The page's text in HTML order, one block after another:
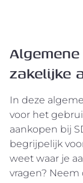
zakelijke
In deze
voor het
aankopen bij
begrijpelijk
weet waar je
vragen?